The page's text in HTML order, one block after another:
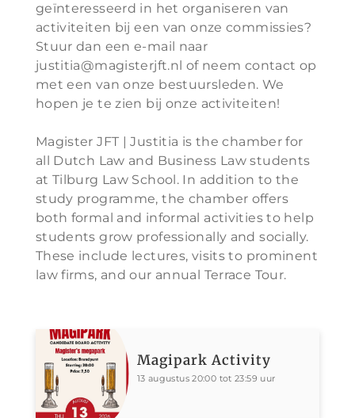
geïnteresseerd in het organiseren van
activiteiten bij een van onze commissies?
Stuur dan een e-mail naar
justitia@magisterjft.nl of neem contact op
met een van onze bestuursleden. We
hopen je te zien bij onze activiteiten!
Magister JFT | Justitia is the chamber for
all Dutch Law and Business Law students
at Tilburg Law School. In addition to the
study programme, the chamber offers
both formal and informal activities to help
students grow professionally and socially.
These include lectures, visits to prominent
law firms, and our annual Terrace Tour.
Magipark Activity
13 augustus 20:00 tot 23:59 uur